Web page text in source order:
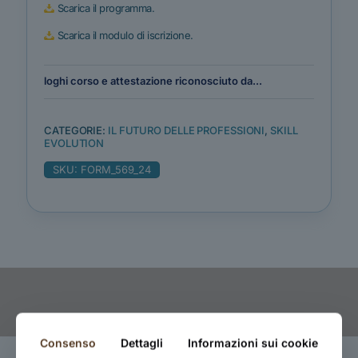
Scarica il programma.
Scarica il modulo di iscrizione.
loghi corso e attestazione riconosciuto da...
CATEGORIE: IL FUTURO DELLE PROFESSIONI, SKILL
EVOLUTION
SKU: FORM_569_24
Consenso Dettagli Informazioni sui cookie